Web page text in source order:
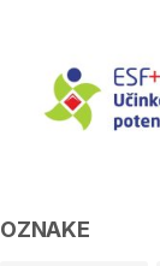
OZNAKE